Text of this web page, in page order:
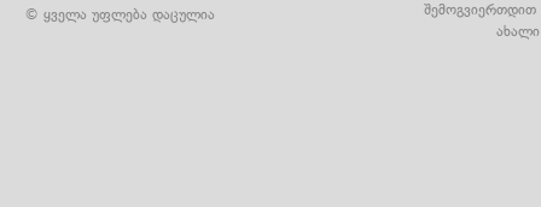
© ყველა უფლება დაცულია
შემოგვიერთდით
ახალი